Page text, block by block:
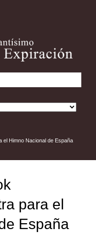
el Himno Nacional de España
para el
España